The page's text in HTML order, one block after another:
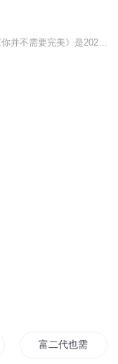
富二代也需要系统